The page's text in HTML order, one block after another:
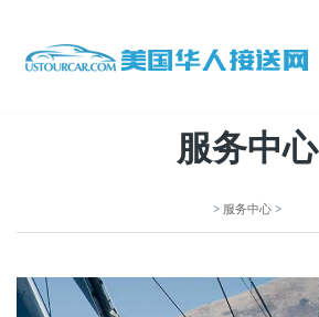
服务中心
> 服务中心 >